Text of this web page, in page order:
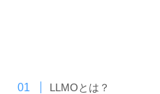
LLMOとは？